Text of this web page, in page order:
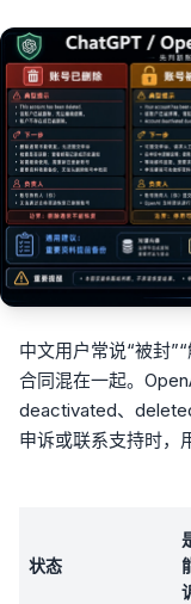
中文用户常说“被封
合同混在一起。
deactivated、
申诉或联系支持时，
状态